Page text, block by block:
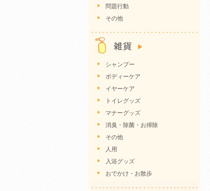
問題行動
その他
シャンプー
ボディーケア
イヤーケア
トイレグッズ
マナーグッズ
消臭・除菌・お掃除
その他
人用
入浴グッズ
おでかけ・お散歩